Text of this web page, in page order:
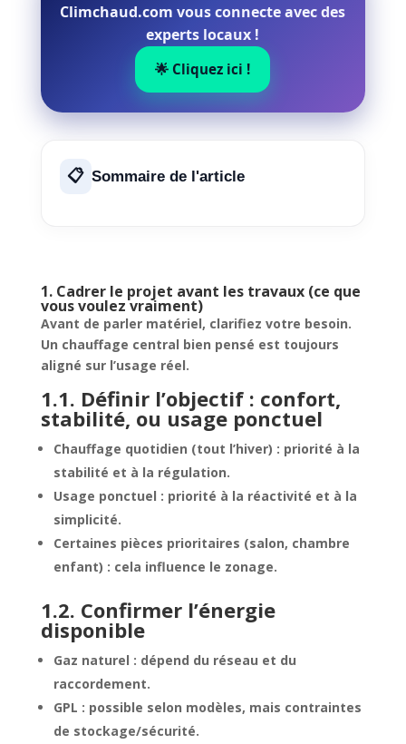
Climchaud.com vous connecte avec des
experts locaux !
🌟 Cliquez ici !
Sommaire de l'article
1. Cadrer le projet avant les travaux (ce que
vous voulez vraiment)
Avant de parler matériel, clarifiez votre besoin.
Un chauffage central bien pensé est toujours
aligné sur l’usage réel.
1.1. Définir l’objectif : confort,
stabilité, ou usage ponctuel
Chauffage quotidien (tout l’hiver) : priorité à la
stabilité et à la régulation.
Usage ponctuel : priorité à la réactivité et à la
simplicité.
Certaines pièces prioritaires (salon, chambre
enfant) : cela influence le zonage.
1.2. Confirmer l’énergie
disponible
Gaz naturel : dépend du réseau et du
raccordement.
GPL : possible selon modèles, mais contraintes
de stockage/sécurité.